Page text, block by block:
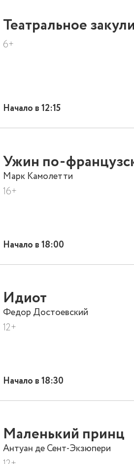
Театральное
6+
Начало в 12:15
Ужин по-
Марк Камолетти
16+
Начало в 18:00
Идиот
Федор Достоевский
12+
Начало в 18:30
Маленький принц
Антуан де Сент-Экзюпери